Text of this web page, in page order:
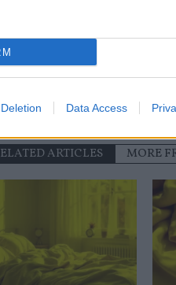
Data Access
ARTICLES MORE